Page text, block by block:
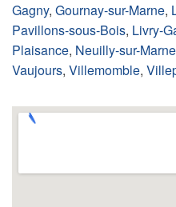
Gagny, Gournay-sur-Marne,
Pavillons-sous-Bois, Livry-
Plaisance, Neuilly-sur-Marne
Vaujours, Villemomble,